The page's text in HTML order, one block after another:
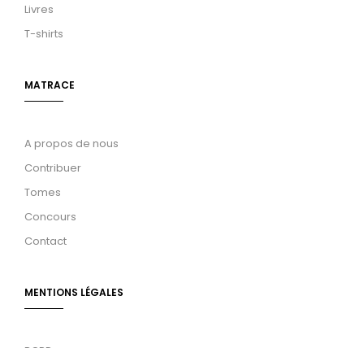
Livres
T-shirts
MATRACE
A propos de nous
Contribuer
Tomes
Concours
Contact
MENTIONS LÉGALES